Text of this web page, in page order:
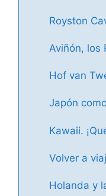
Royston
Aviñón, los
Hof van
Japón
Kawaii.
Volver a
Holanda y